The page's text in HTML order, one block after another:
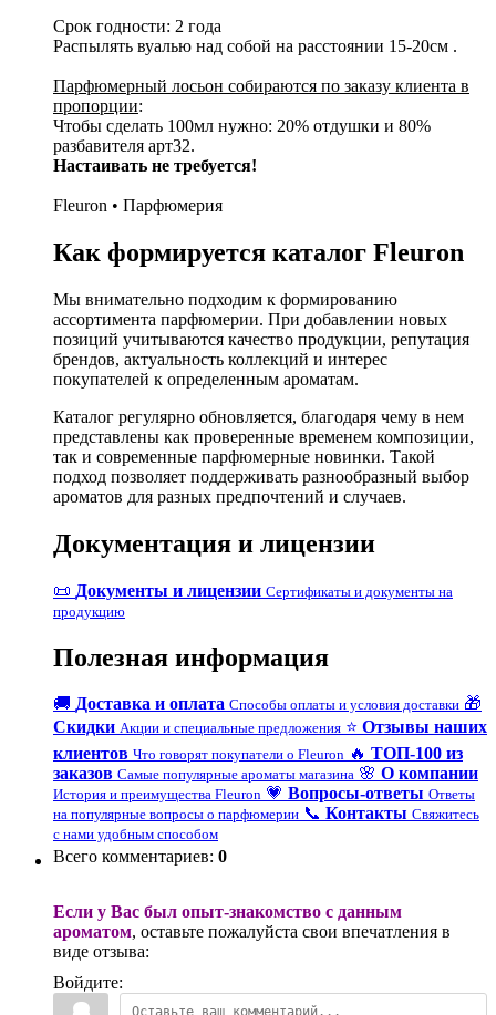
Срок годности: 2 года
Распылять вуалью над собой на расстоянии 15-20см .
Парфюмерный лосьон собираются по заказу клиента в
пропорции:
Чтобы сделать 100мл нужно: 20% отдушки и 80%
разбавителя арт32.
Настаивать не требуется!
Fleuron • Парфюмерия
Как формируется каталог Fleuron
Мы внимательно подходим к формированию
ассортимента парфюмерии. При добавлении новых
позиций учитываются качество продукции, репутация
брендов, актуальность коллекций и интерес
покупателей к определенным ароматам.
Каталог регулярно обновляется, благодаря чему в нем
представлены как проверенные временем композиции,
так и современные парфюмерные новинки. Такой
подход позволяет поддерживать разнообразный выбор
ароматов для разных предпочтений и случаев.
Документация и лицензии
📜 Документы и лицензии Сертификаты и документы на
продукцию
Полезная информация
🚚 Доставка и оплата Способы оплаты и условия доставки 🎁
Скидки Акции и специальные предложения ⭐ Отзывы наших
клиентов Что говорят покупатели о Fleuron 🔥 ТОП-100 из
заказов Самые популярные ароматы магазина 🌸 О компании
История и преимущества Fleuron 💗 Вопросы-ответы Ответы
на популярные вопросы о парфюмерии 📞 Контакты Свяжитесь
с нами удобным способом
Всего комментариев: 0
Если у Вас был опыт-знакомство с данным
ароматом, оставьте пожалуйста свои впечатления в
виде отзыва:
Войдите: